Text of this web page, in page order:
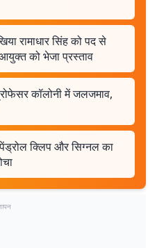
रामाधार सिंह को पद से
को भेजा प्रस्ताव
कॉलोनी में जलजमाव,
क्लिप और सिग्नल का